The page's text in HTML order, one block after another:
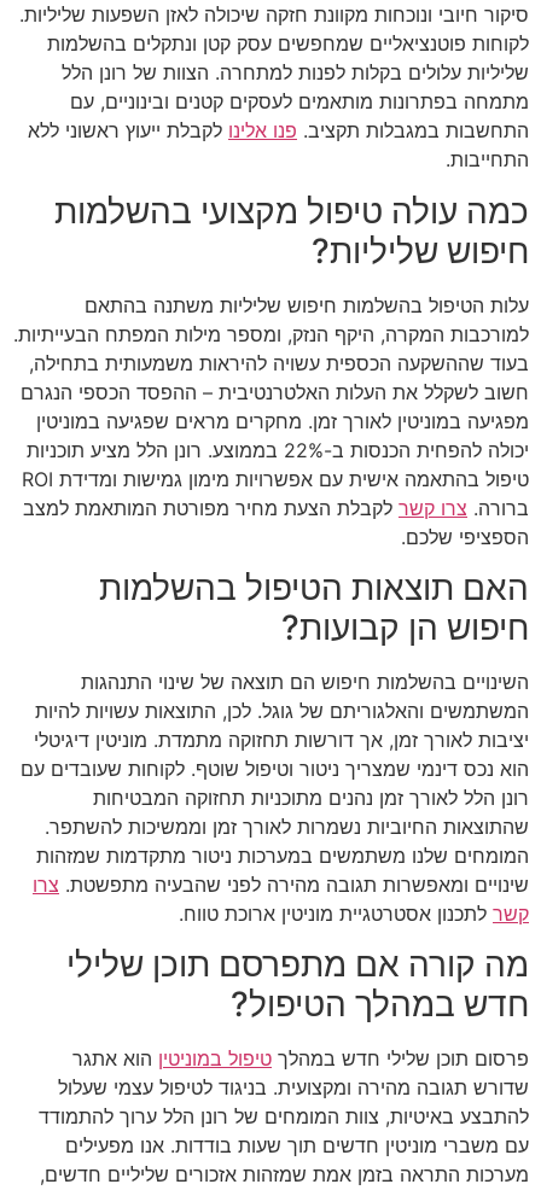
סיקור חיובי ונוכחות מקוונת חזקה שיכולה לאזן השפעות שליליות.
לקוחות פוטנציאליים שמחפשים עסק קטן ונתקלים בהשלמות
שליליות עלולים בקלות לפנות למתחרה. הצוות של רונן הלל
מתמחה בפתרונות מותאמים לעסקים קטנים ובינוניים, עם
התחשבות במגבלות תקציב. פנו אלינו לקבלת ייעוץ ראשוני ללא
התחייבות.
כמה עולה טיפול מקצועי בהשלמות
חיפוש שליליות?
עלות הטיפול בהשלמות חיפוש שליליות משתנה בהתאם
למורכבות המקרה, היקף הנזק, ומספר מילות המפתח הבעייתיות.
בעוד שההשקעה הכספית עשויה להיראות משמעותית בתחילה,
חשוב לשקלל את העלות האלטרנטיבית – ההפסד הכספי הנגרם
מפגיעה במוניטין לאורך זמן. מחקרים מראים שפגיעה במוניטין
יכולה להפחית הכנסות ב-22% בממוצע. רונן הלל מציע תוכניות
טיפול בהתאמה אישית עם אפשרויות מימון גמישות ומדידת ROI
ברורה. צרו קשר לקבלת הצעת מחיר מפורטת המותאמת למצב
הספציפי שלכם.
האם תוצאות הטיפול בהשלמות
חיפוש הן קבועות?
השינויים בהשלמות חיפוש הם תוצאה של שינוי התנהגות
המשתמשים והאלגוריתם של גוגל. לכן, התוצאות עשויות להיות
יציבות לאורך זמן, אך דורשות תחזוקה מתמדת. מוניטין דיגיטלי
הוא נכס דינמי שמצריך ניטור וטיפול שוטף. לקוחות שעובדים עם
רונן הלל לאורך זמן נהנים מתוכניות תחזוקה המבטיחות
שהתוצאות החיוביות נשמרות לאורך זמן וממשיכות להשתפר.
המומחים שלנו משתמשים במערכות ניטור מתקדמות שמזהות
שינויים ומאפשרות תגובה מהירה לפני שהבעיה מתפשטת. צרו
קשר לתכנון אסטרטגיית מוניטין ארוכת טווח.
מה קורה אם מתפרסם תוכן שלילי
חדש במהלך הטיפול?
פרסום תוכן שלילי חדש במהלך טיפול במוניטין הוא אתגר
שדורש תגובה מהירה ומקצועית. בניגוד לטיפול עצמי שעלול
להתבצע באיטיות, צוות המומחים של רונן הלל ערוך להתמודד
עם משברי מוניטין חדשים תוך שעות בודדות. אנו מפעילים
מערכות התראה בזמן אמת שמזהות אזכורים שליליים חדשים,